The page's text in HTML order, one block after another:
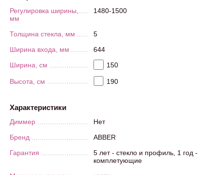
Регулировка ширины,
мм
1480-1500
Толщина стекла, мм
5
Ширина входа, мм
644
Ширина, см
150
Высота, см 190
Характеристики
Диммер
Нет
Бренд
ABBER
Гарантия
5 лет - стекло и профиль, 1 год -
комплетующие